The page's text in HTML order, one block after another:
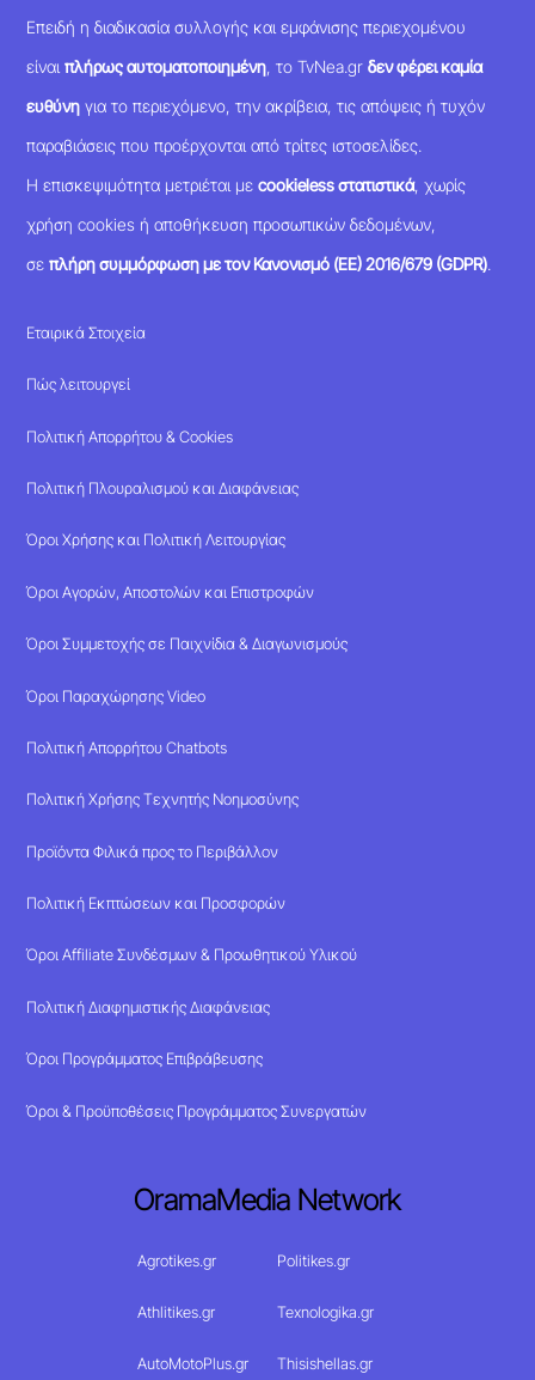
Επειδή η διαδικασία συλλογής και εμφάνισης περιεχομένου
είναιπλήρως αυτοματοποιημένη , το TvNea.grδεν φέρει καμία
ευθύνη για το περιεχόμενο, την ακρίβεια, τις απόψεις ή τυχόν
παραβιάσεις που προέρχονται από τρίτες ιστοσελίδες.
Η επισκεψιμότητα μετριέται μεcookieless στατιστικά, χωρίς
χρήση cookies ή αποθήκευση προσωπικών δεδομένων,
σεπλήρη συμμόρφωση με τον Κανονισμό (ΕΕ) 2016/679 (GDPR).
Εταιρικά Στοιχεία
Πώς λειτουργεί
Πολιτική Απορρήτου & Cookies
Πολιτική Πλουραλισμού και Διαφάνειας
Όροι Χρήσης και Πολιτική Λειτουργίας
Όροι Αγορών, Αποστολών και Επιστροφών
Όροι Συμμετοχής σε Παιχνίδια & Διαγωνισμούς
Όροι Παραχώρησης Video
Πολιτική Απορρήτου Chatbots
Πολιτική Χρήσης Τεχνητής Νοημοσύνης
Προϊόντα Φιλικά προς το Περιβάλλον
Πολιτική Εκπτώσεων και Προσφορών
Όροι Affiliate Συνδέσμων & Προωθητικού Υλικού
Πολιτική Διαφημιστικής Διαφάνειας
Όροι Προγράμματος Επιβράβευσης
Όροι & Προϋποθέσεις Προγράμματος Συνεργατών
OramaMedia Network
Agrotikes.gr Politikes.gr
Athlitikes.gr Texnologika.gr
AutoMotoPlus.gr Thisishellas.gr